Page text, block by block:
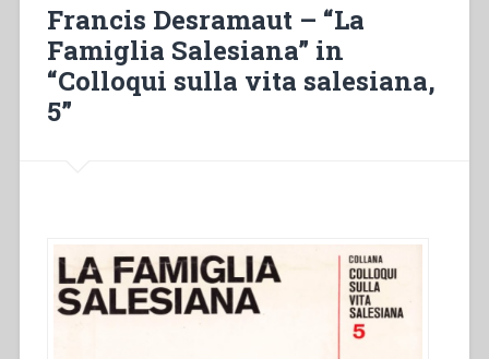
Francis Desramaut – “La
Famiglia Salesiana” in
“Colloqui sulla vita salesiana,
5”